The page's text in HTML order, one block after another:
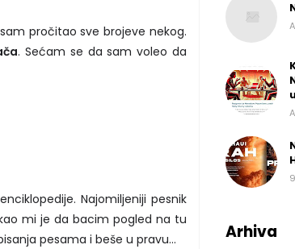
pročitao sve brojeve nekog.
. Sećam se da sam voleo da
Najomiljeniji pesnik
mi je da bacim pogled na tu
pesama i beše u pravu...
Arhiva